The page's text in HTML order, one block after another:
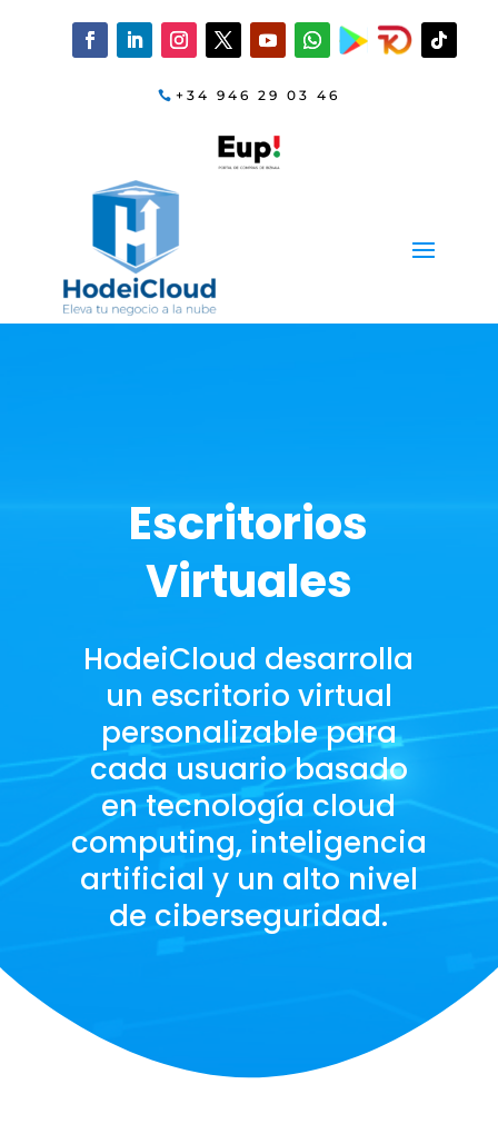
+34 946 29 03 46
Escritorios
Virtuales
HodeiCloud desarrolla
un escritorio virtual
personalizable para
cada usuario basado
en tecnología cloud
computing, inteligencia
artificial y un alto nivel
de ciberseguridad.